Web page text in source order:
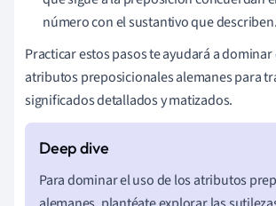
número con el sustantivo que describen.
Practicar estos pasos te ayudará a dominar
atributos preposicionales alemanes para
significados detallados y matizados.
Para dominar el uso de los atributos